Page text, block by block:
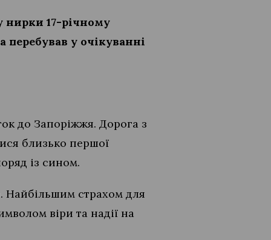
нирки 17-річному
у очікуванні
до Запоріжжя. Дорога з
близько першої
із сином.
Найбільшим страхом для
віри та надії на